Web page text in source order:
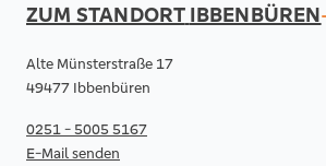
ZUM STANDORT IBBENBÜREN
Alte Münsterstraße 17
49477 Ibbenbüren
0251 - 5005 5167
E-Mail senden